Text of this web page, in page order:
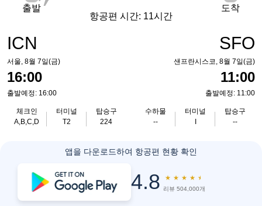
ICN
서울, 8월 7일(금)
16:00
출발예정: 16:00
체크인
A,B,C,D
터미널
T2
탑승구
224
출발
항공편 시간: 11시간
도착
SFO
샌프란시스코, 8월 7일(금)
11:00
출발예정: 11:00
수하물
--
터미널
탑승구
--
앱을 다운로드하여 항공편 현황 확인
4.8 ★ ★ ★ ★ ★
리뷰 504,000개